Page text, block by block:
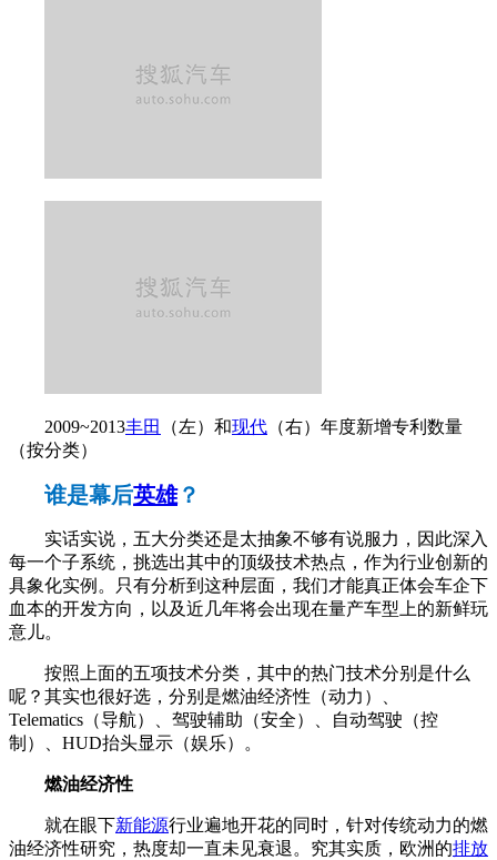
2009~2013丰田 （左）和现代 （右）年度新增专利数量
（按分类）
谁是幕后英雄？
实话实说，五大分类还是太抽象不够有说服力，因此深入
每一个子系统，挑选出其中的顶级技术热点，作为行业创新的
具象化实例。只有分析到这种层面，我们才能真正体会车企下
血本的开发方向，以及近几年将会出现在量产车型上的新鲜玩
意儿。
按照上面的五项技术分类，其中的热门技术分别是什么
呢？其实也很好选，分别是燃油经济性（动力）、
Telematics（导航）、驾驶辅助（安全）、自动驾驶（控
制）、HUD抬头显示（娱乐）。
燃油经济性
就在眼下新能源行业遍地开花的同时，针对传统动力的燃
油经济性研究，热度却一直未见衰退。究其实质，欧洲的排放